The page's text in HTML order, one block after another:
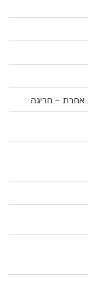
– חריגה